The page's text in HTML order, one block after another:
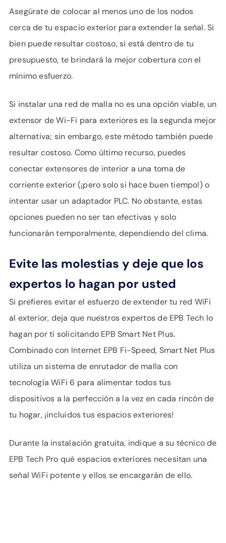
Asegúrate de colocar al menos uno de los nodos
cerca de tu espacio exterior para extender la señal. Si
bien puede resultar costoso, si está dentro de tu
presupuesto, te brindará la mejor cobertura con el
mínimo esfuerzo.
Si instalar una red de malla no es una opción viable, un
extensor de Wi-Fi para exteriores es la segunda mejor
alternativa; sin embargo, este método también puede
resultar costoso. Como último recurso, puedes
conectar extensores de interior a una toma de
corriente exterior (¡pero solo si hace buen tiempo!) o
intentar usar un adaptador PLC. No obstante, estas
opciones pueden no ser tan efectivas y solo
funcionarán temporalmente, dependiendo del clima.
Evite las molestias y deje que los
expertos lo hagan por usted
Si prefieres evitar el esfuerzo de extender tu red WiFi
al exterior, deja que nuestros expertos de EPB Tech lo
hagan por ti solicitando EPB Smart Net Plus.
Combinado con Internet EPB Fi-Speed, Smart Net Plus
utiliza un sistema de enrutador de malla con
tecnología WiFi 6 para alimentar todos tus
dispositivos a la perfección a la vez en cada rincón de
tu hogar, ¡incluidos tus espacios exteriores!
Durante la instalación gratuita, indique a su técnico de
EPB Tech Pro qué espacios exteriores necesitan una
señal WiFi potente y ellos se encargarán de ello.